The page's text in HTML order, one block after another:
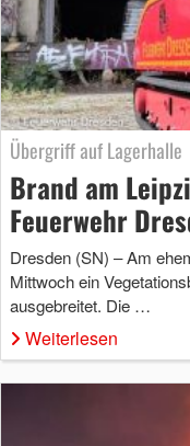
Übergriff auf Lagerhalle
Brand am
Feuerwehr
Dresden (SN) – Am
Mittwoch ein
ausgebreitet. Die …
Weiterlesen